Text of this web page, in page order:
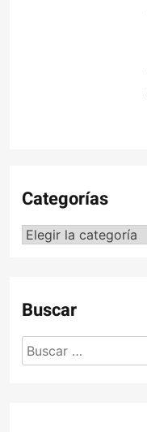
Categorías
Categorías
Buscar
Buscar: